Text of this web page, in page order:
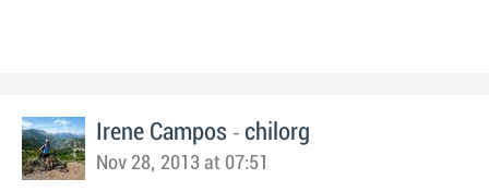
Irene Campos - chilorg
Nov 28, 2013 at 07:51